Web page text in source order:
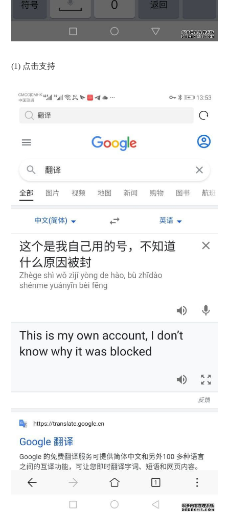
(1) 点击支持